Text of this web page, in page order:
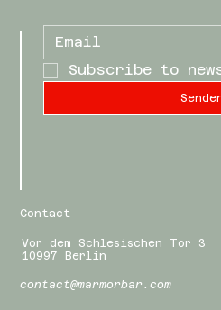
Subscribe to
Contact
Vor dem Schlesischen Tor 3
10997 Berlin
contact@marmorbar.com